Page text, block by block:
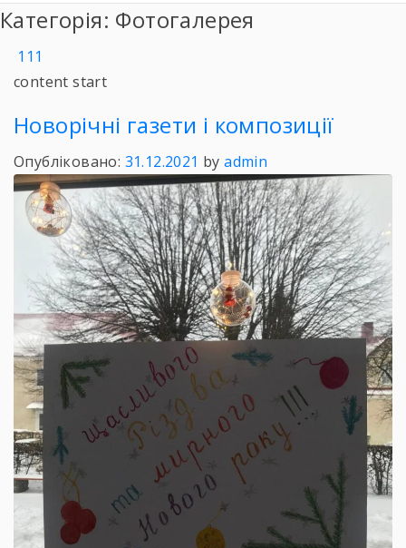
Категорія: Фотогалерея
111
content start
Новорічні газети і композиції
Опубліковано: 31.12.2021 byadmin